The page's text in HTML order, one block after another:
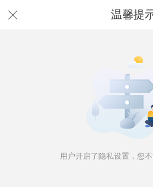
温馨提
用户开启了隐私设置，您